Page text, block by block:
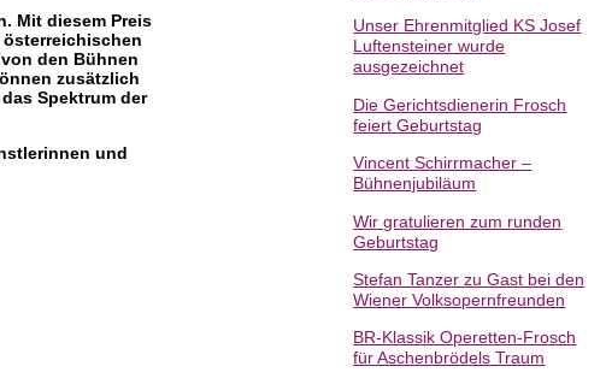
Mit diesem Preis
den Bühnen
zusätzlich
Spektrum der
und
Unser Ehrenmitglied KS Josef
Luftensteiner wurde
ausgezeichnet
Die Gerichtsdienerin Frosch
feiert Geburtstag
Vincent Schirrmacher –
Bühnenjubiläum
Wir gratulieren zum runden
Geburtstag
Stefan Tanzer zu Gast bei den
Wiener Volksopernfreunden
BR-Klassik Operetten-Frosch
für Aschenbrödels Traum